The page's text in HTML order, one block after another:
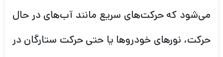
می‌شود که حرکت‌های سریع مانند آب‌های در حال
حرکت، نورهای خودروها یا حتی حرکت ستارگان در